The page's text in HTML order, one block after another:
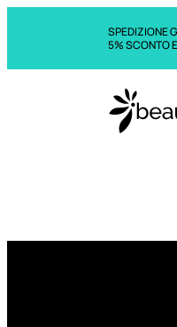
SPEDIZIONE
5% SCONTO